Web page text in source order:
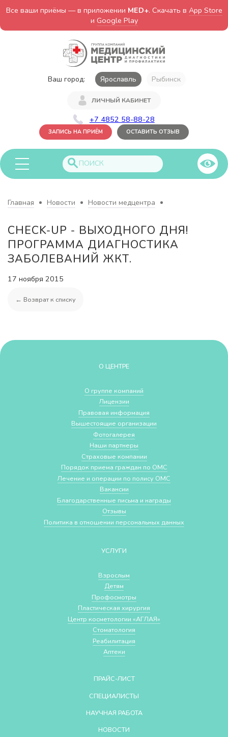
Все ваши приёмы — в приложении MED+. Скачать в App Store
и Google Play
Ваш город: Ярославль Рыбинск
ЛИЧНЫЙ КАБИНЕТ
+7 4852 58-88-28
ЗАПИСЬ НА ПРИЁМ ОСТАВИТЬ ОТЗЫВ
Главная Новости Новости медцентра
CHECK-UP - ВЫХОДНОГО ДНЯ!
ПРОГРАММА ДИАГНОСТИКА
ЗАБОЛЕВАНИЙ ЖКТ.
17 ноября 2015
← Возврат к списку
О ЦЕНТРЕ
О группе компаний
Лицензии
Правовая информация
Вышестоящие организации
Фотогалерея
Наши партнеры
Страховые компании
Порядок приема граждан по ОМС
Лечение и операции по полису ОМС
Вакансии
Благодарственные письма и награды
Отзывы
Политика в отношении персональных данных
УСЛУГИ
Взрослым
Детям
Профосмотры
Пластическая хирургия
Центр косметологии «АГЛАЯ»
Стоматология
Реабилитация
Аптеки
ПРАЙС-ЛИСТ
СПЕЦИАЛИСТЫ
НАУЧНАЯ РАБОТА
НОВОСТИ